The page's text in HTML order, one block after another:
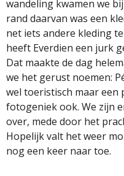
wandeling kwamen we
rand daarvan was een
net iets andere kleding
heeft Everdien een jurk
Dat maakte de dag
we het gerust noemen:
wel toeristisch maar
fotogeniek ook. We zijn
over, mede door het
Hopelijk valt het weer
nog een keer naar toe.